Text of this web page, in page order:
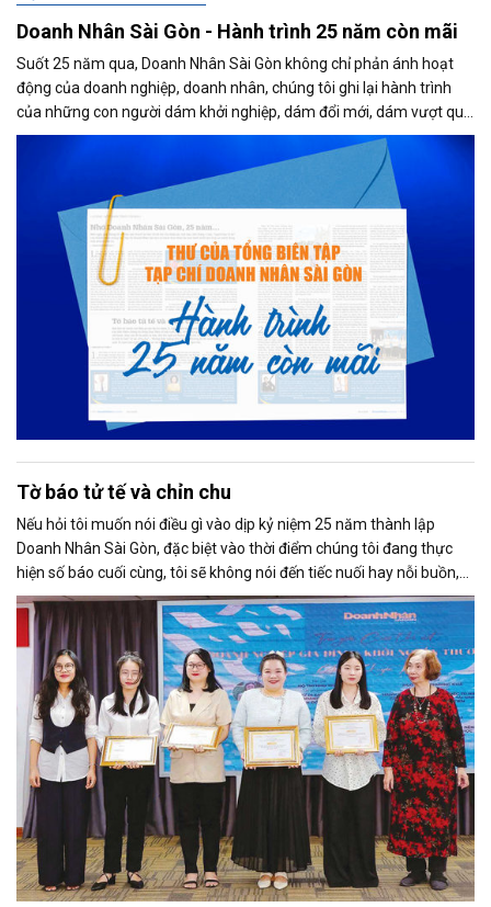
Doanh Nhân Sài Gòn - Hành trình 25 năm còn mãi
Suốt 25 năm qua, Doanh Nhân Sài Gòn không chỉ phản ánh hoạt
động của doanh nghiệp, doanh nhân, chúng tôi ghi lại hành trình
của những con người dám khởi nghiệp, dám đổi mới, dám vượt qua
thất bại để tạo dựng giá trị cho xã hội...
Tờ báo tử tế và chỉn chu
Nếu hỏi tôi muốn nói điều gì vào dịp kỷ niệm 25 năm thành lập
Doanh Nhân Sài Gòn, đặc biệt vào thời điểm chúng tôi đang thực
hiện số báo cuối cùng, tôi sẽ không nói đến tiếc nuối hay nỗi buồn,
thay vào đó là niềm tự hào. Bởi khi nghĩ về Doanh Nhân Sài Gòn, tôi
luôn nghĩ đó là một tờ báo “tử tế, chỉn chu”. Những điều tưởng như
rất bình thường ấy đã nuôi dưỡng tôi suốt 25 năm làm nghề. Và có
lẽ sẽ còn theo tôi đến hết cuộc đời cầm bút.